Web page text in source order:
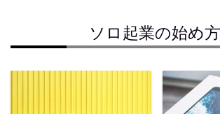
ソロ起業の始め方